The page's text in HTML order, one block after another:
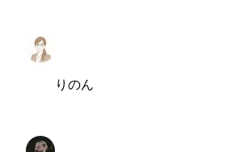
りのん